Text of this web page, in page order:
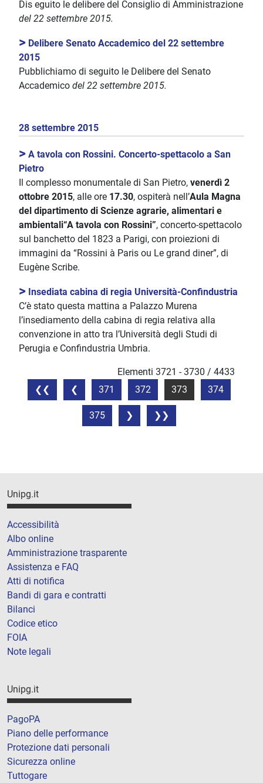
Dis eguito le delibere del Consiglio di Amministrazione
del 22 settembre 2015.
> Delibere Senato Accademico del 22 settembre
2015
Pubblichiamo di seguito le Delibere del Senato
Accademico del 22 settembre 2015.
28 settembre 2015
> A tavola con Rossini. Concerto-spettacolo a San
Pietro
Il complesso monumentale di San Pietro, venerdì 2
ottobre 2015, alle ore 17.30, ospiterà nell’Aula Magna
del dipartimento di Scienze agrarie, alimentari e
ambientali“A tavola con Rossini”, concerto-spettacolo
sul banchetto del 1823 a Parigi, con proiezioni di
immagini da “Rossini à Paris ou Le grand diner”, di
Eugène Scribe.
> Insediata cabina di regia Università-Confindustria
C’è stato questa mattina a Palazzo Murena
l’insediamento della cabina di regia relativa alla
convenzione in atto tra l’Università degli Studi di
Perugia e Confindustria Umbria.
Elementi 3721 - 3730 / 4433
371
372 373 374
375
Unipg.it
Accessibilità
Albo online
Amministrazione trasparente
Assistenza e FAQ
Atti di notifica
Bandi di gara e contratti
Bilanci
Codice etico
FOIA
Note legali
Unipg.it
PagoPA
Piano delle performance
Protezione dati personali
Sicurezza online
Tuttogare